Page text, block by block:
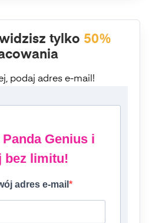
tylko 50%
podaj adres e-mail!
Panda Genius i
bez limitu!
adres e-mail